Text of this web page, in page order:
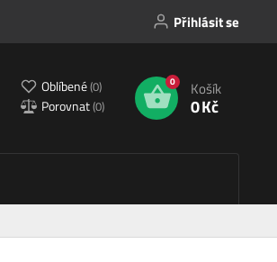
Přihlásit se
Oblíbené(0)
Porovnat(0)
0 Košík
0 Kč